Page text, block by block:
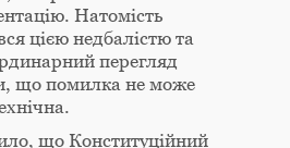
Натомість
цією недбалістю та
перегляд
що помилка не може
що Конституційний